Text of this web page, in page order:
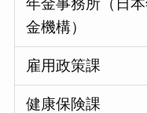
年金事務所（日
金機構）
雇用政策課
健康保険課